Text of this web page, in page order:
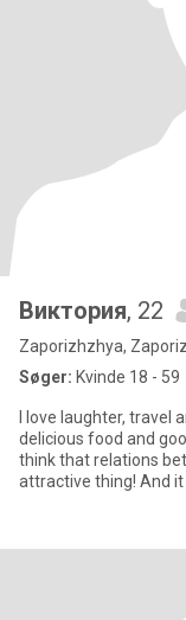
Виктория, 22
Zaporizhzhya,
Søger: Kvinde 18 - 59
I love laughter, travel
delicious food and
think that relations
attractive thing! And it